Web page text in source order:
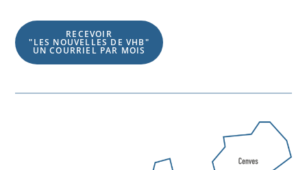
RECEVOIR
"LES NOUVELLES DE VHB"
UN COURRIEL PAR MOIS